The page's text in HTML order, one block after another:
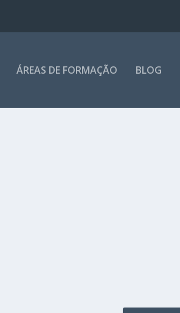
ÁREAS DE FORMAÇÃO BLOG